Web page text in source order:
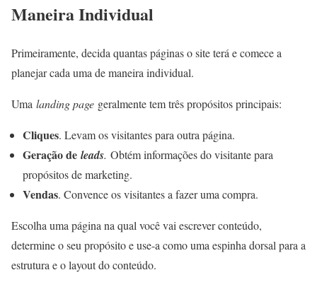
Maneira Individual
Primeiramente, decida quantas páginas o site terá e comece a
planejar cada uma de maneira individual.
Uma landing page geralmente tem três propósitos principais:
Cliques. Levam os visitantes para outra página.
Geração de leads. Obtém informações do visitante para
propósitos de marketing.
Vendas. Convence os visitantes a fazer uma compra.
Escolha uma página na qual você vai escrever conteúdo,
determine o seu propósito e use-a como uma espinha dorsal para a
estrutura e o layout do conteúdo.